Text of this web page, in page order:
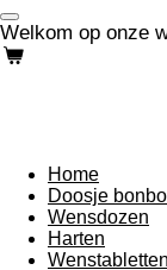
Ga
direct
naar
Welkom op onze
Home
Doosje
Wensdozen
Harten
Wenstabletten